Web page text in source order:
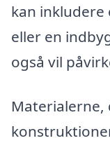
kan inkludere
eller en
også vil
Materialerne,